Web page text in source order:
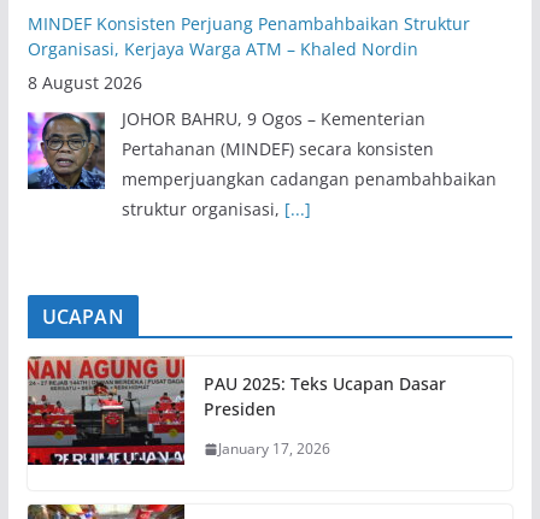
MINDEF Konsisten Perjuang Penambahbaikan Struktur
Organisasi, Kerjaya Warga ATM – Khaled Nordin
8 August 2026
JOHOR BAHRU, 9 Ogos – Kementerian
Pertahanan (MINDEF) secara konsisten
memperjuangkan cadangan penambahbaikan
struktur organisasi, [...]
UCAPAN
PAU 2025: Teks Ucapan Dasar
Presiden
January 17, 2026